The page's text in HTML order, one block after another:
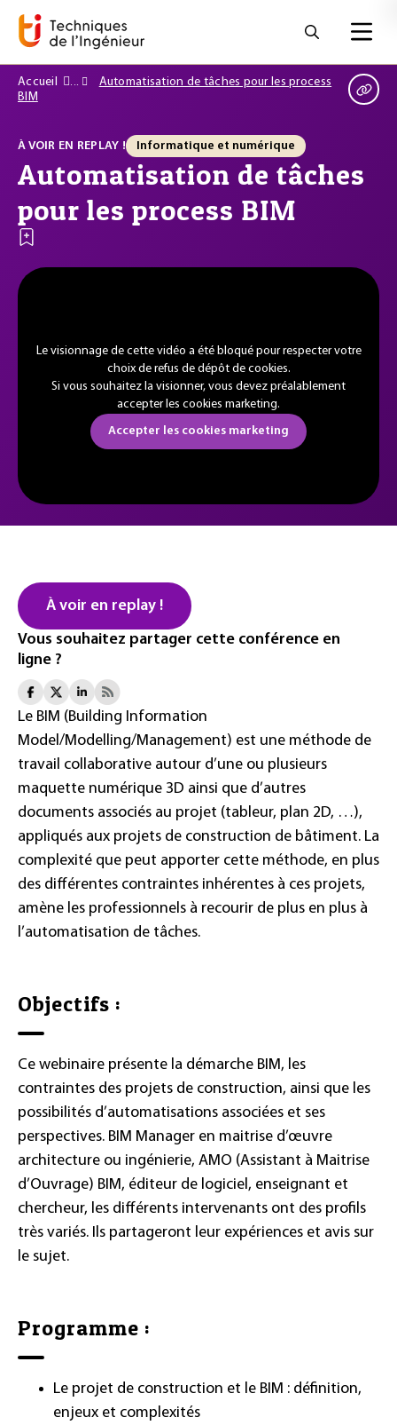
Accueil
Automatisation de tâches pour les process
BIM
À VOIR EN REPLAY ! Informatique et numérique
Automatisation de tâches
pour les process BIM
Le visionnage de cette vidéo a été bloqué pour respecter votre
choix de refus de dépôt de cookies.
Si vous souhaitez la visionner, vous devez préalablement
accepter les cookies marketing.
Accepter les cookies marketing
À voir en replay !
Vous souhaitez partager cette conférence en
ligne ?
Le BIM (Building Information
Model/Modelling/Management) est une méthode de
travail collaborative autour d’une ou plusieurs
maquette numérique 3D ainsi que d’autres
documents associés au projet (tableur, plan 2D, …),
appliqués aux projets de construction de bâtiment. La
complexité que peut apporter cette méthode, en plus
des différentes contraintes inhérentes à ces projets,
amène les professionnels à recourir de plus en plus à
l’automatisation de tâches.
Objectifs :
Ce webinaire présente la démarche BIM, les
contraintes des projets de construction, ainsi que les
possibilités d’automatisations associées et ses
perspectives. BIM Manager en maitrise d’œuvre
architecture ou ingénierie, AMO (Assistant à Maitrise
d’Ouvrage) BIM, éditeur de logiciel, enseignant et
chercheur, les différents intervenants ont des profils
très variés. Ils partageront leur expériences et avis sur
le sujet.
Programme :
Le projet de construction et le BIM : définition,
enjeux et complexités